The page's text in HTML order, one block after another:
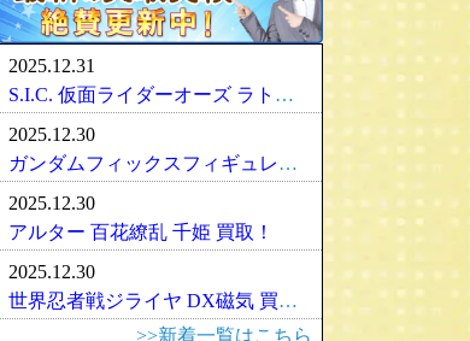
VCD
アルター/ALTER
グッドスマイルカンパニー
壽屋/コトブキヤ
グリフォンエンタープライズ
フリーイング/FREEing
やまと/YAMATO
ダイキ工業/DAIKI
マドレーヌちゃん
ベアブリック・BE＠RBRICK
メディコムトイ
セキグチ
ペットワークス/PetWORKs
やまと/YAMATO
ママチャップトイ
オビツドール/OBITSU
アオシマ / DISM
ブラーゴ/Bburago
ヘルパ/herpa
大盛屋 ミクロペット
イクソ/IXO
ﾋﾞｰﾋﾞｰｱｰﾙ/BBR
アメリカ車
イタリア車
スーパーロボット大戦
魔神英雄伝ワタル
車・バイク
戦車・軍用機・軍艦
旅客機/飛行機
船・ボート
建築物
デコトラ
ミニ四駆
カトー/KATO
トミックス/TOMIX
ﾏｲｸﾛｴｰｽ/MICRO ACE
ｸﾞﾘｰﾝﾏｯｸｽ/GREENMAX
ワールド工芸
Bトレインショーティー
モデモ/MODEMO
エンドウ/TER
ピノチオ模型
2025.12.31
S.I.C. 仮面ライダーオーズ ラトラーターコンボ買取
2025.12.30
ガンダムフィックスフィギュレーション GFF おまとめ買取！
2025.12.30
アルター 百花繚乱 千姫 買取！
2025.12.30
世界忍者戦ジライヤ DX磁気 買取！
>>新着一覧はこちら